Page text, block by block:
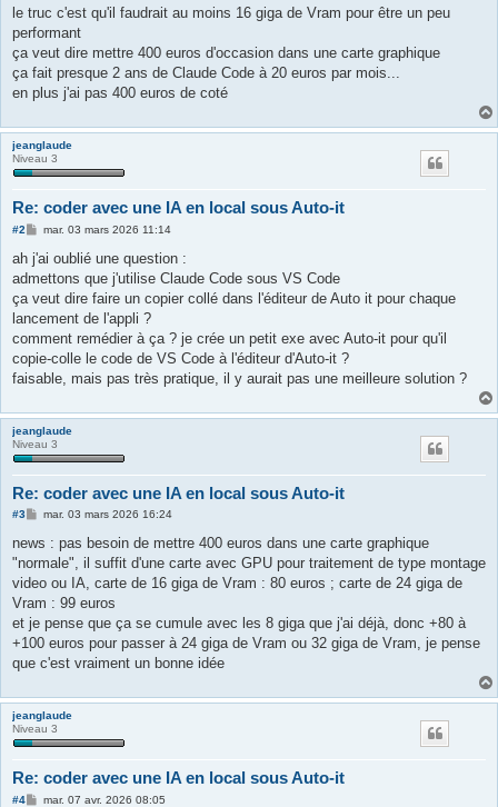
le truc c'est qu'il faudrait au moins 16 giga de Vram pour être un peu
performant
ça veut dire mettre 400 euros d'occasion dans une carte graphique
ça fait presque 2 ans de Claude Code à 20 euros par mois...
en plus j'ai pas 400 euros de coté
jeanglaude
Niveau 3
Re: coder avec une IA en local sous Auto-it
#2
M
s
a
g
mar. 03 mars 2026 11:14
ah j'ai oublié une question :
admettons que j'utilise Claude Code sous VS Code
ça veut dire faire un copier collé dans l'éditeur de Auto it pour chaque
lancement de l'appli ?
comment remédier à ça ? je crée un petit exe avec Auto-it pour qu'il
copie-colle le code de VS Code à l'éditeur d'Auto-it ?
faisable, mais pas très pratique, il y aurait pas une meilleure solution ?
jeanglaude
Niveau 3
Re: coder avec une IA en local sous Auto-it
#3
M
s
a
g
mar. 03 mars 2026 16:24
news : pas besoin de mettre 400 euros dans une carte graphique
"normale", il suffit d'une carte avec GPU pour traitement de type montage
video ou IA, carte de 16 giga de Vram : 80 euros ; carte de 24 giga de
Vram : 99 euros
et je pense que ça se cumule avec les 8 giga que j'ai déjà, donc +80 à
+100 euros pour passer à 24 giga de Vram ou 32 giga de Vram, je pense
que c'est vraiment un bonne idée
jeanglaude
Niveau 3
Re: coder avec une IA en local sous Auto-it
#4
Mmar. 07 avr. 2026 08:05